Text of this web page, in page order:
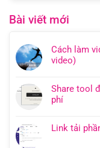
Bài viết mới
Cách làm
video)
Share tool
phí
Link tải